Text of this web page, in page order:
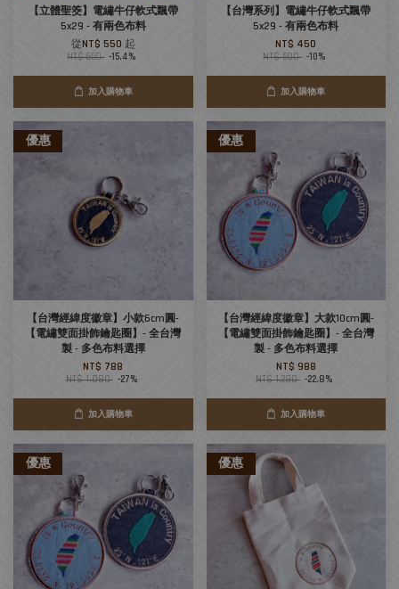
【立體聖筊】電繡牛仔軟式飄帶
5x29 - 有兩色布料
從NT$ 550 起
NT$ 650 -15.4%
加入購物車
【台灣系列】電繡牛仔軟式飄帶
5x29 - 有兩色布料
NT$ 450
NT$ 500 -10%
加入購物車
優惠
【台灣經緯度徽章】小款6cm圓-
【電繡雙面掛飾鑰匙圈】- 全台灣
製 - 多色布料選擇
NT$ 788
NT$ 1,080 -27%
加入購物車
優惠
【台灣經緯度徽章】大款10cm圓-
【電繡雙面掛飾鑰匙圈】- 全台灣
製 - 多色布料選擇
NT$ 988
NT$ 1,280 -22.8%
加入購物車
優惠 優惠